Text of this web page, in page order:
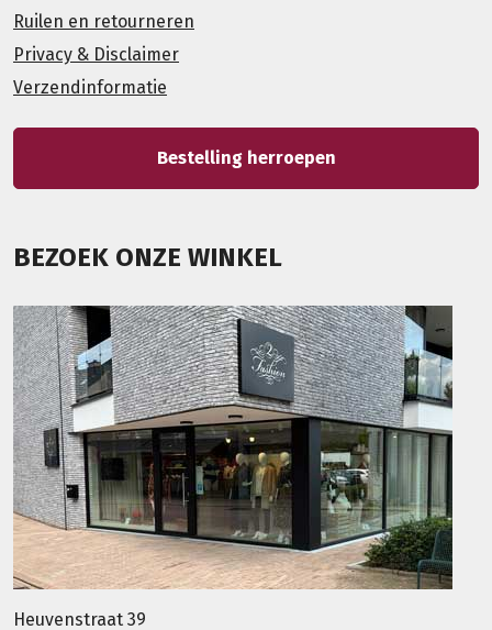
Ruilen en retourneren
Privacy & Disclaimer
Verzendinformatie
Bestelling herroepen
BEZOEK ONZE WINKEL
Heuvenstraat 39